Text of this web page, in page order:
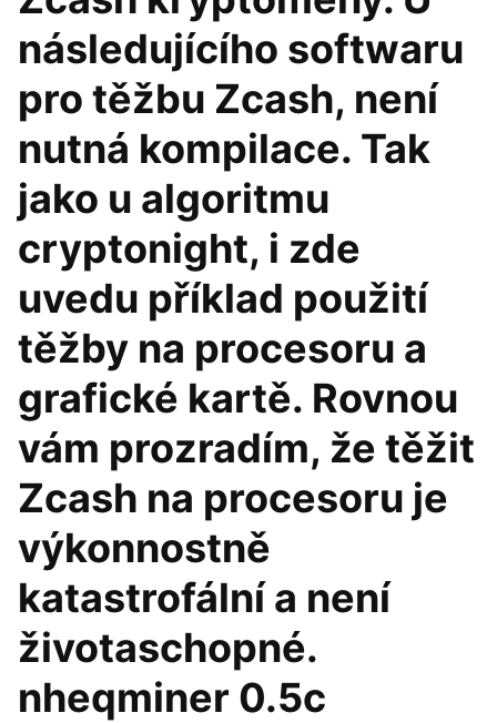
následujícího softwaru
pro těžbu Zcash, není
nutná kompilace. Tak
jako u algoritmu
cryptonight, i zde
uvedu příklad použití
těžby na procesoru a
grafické kartě. Rovnou
vám prozradím, že těžit
Zcash na procesoru je
výkonnostně
katastrofální a není
životaschopné.
nheqminer 0.5c